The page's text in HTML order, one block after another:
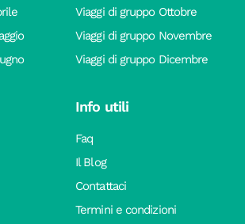
Viaggi di gruppo Ottobre
Viaggi di gruppo Novembre
Viaggi di gruppo Dicembre
Info utili
Faq
Il Blog
Contattaci
Termini e condizioni